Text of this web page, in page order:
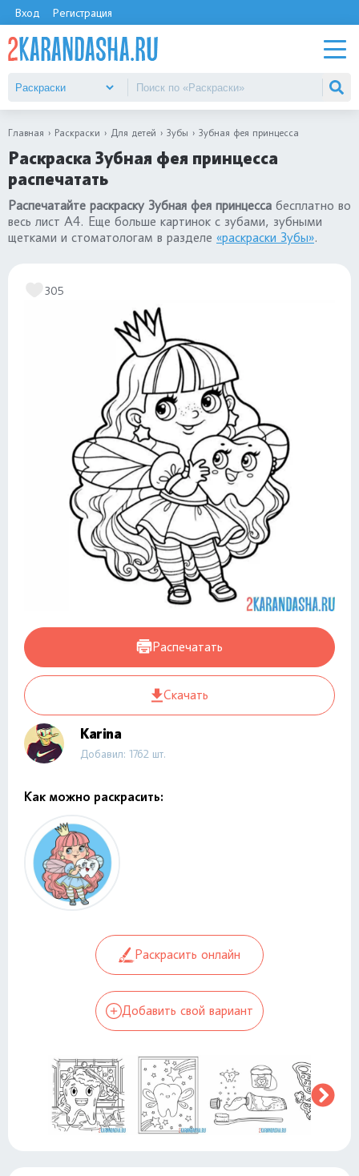
Вход Регистрация
Главная Раскраски Для детей Зубы Зубная фея принцесса
Раскраска Зубная фея принцесса
распечатать
Распечатайте раскраску Зубная фея принцесса бесплатно во
весь лист А4. Еще больше картинок с зубами, зубными
щетками и стоматологам в разделе «раскраски Зубы».
305
Распечатать
Скачать
Karina
Добавил: 1762 шт.
Как можно раскрасить:
Раскрасить онлайн
Добавить свой вариант